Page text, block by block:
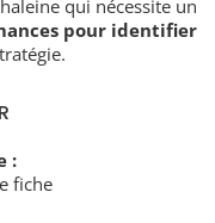
qui nécessite un
pour identifier
:
fiche